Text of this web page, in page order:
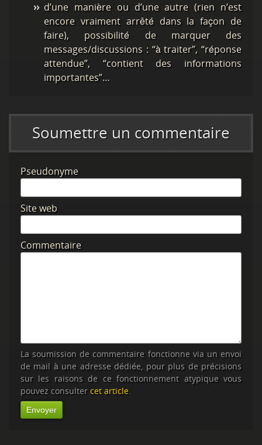
d’une manière ou d’une autre (rien n’est
encore vraiment arrêté dans la façon de
faire), possibilité de marquer des
messages/discussions : “à traiter”, “réponse
attendue”, “contient des informations
importantes”…
Soumettre un commentaire
Pseudonyme
Site web
Commentaire
La soumission de commentaire fonctionne via un envoi
de mail à une adresse dédiée, pour plus de précisions
sur les raisons de ce fonctionnement atypique vous
pouvez consulter cet article.
Envoyer